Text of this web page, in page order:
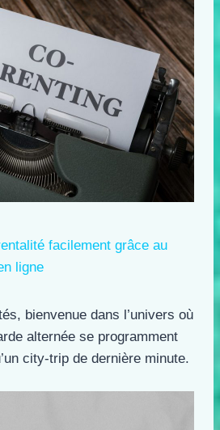
facilement grâce au
ligne
bienvenue dans l’univers où
alternée se programment
city-trip de dernière minute.